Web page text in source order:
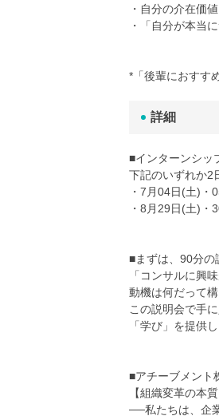
・自分の介在価
・「自分が本当
*「後輩におすす
詳細
■インターンシッ
下記のいずれか2
・7月04日(土)・
・8月29日(土)・
■まずは、90分の
「コンサルに興
動機は何だって構
この説明会で手
「学び」を提供
■アチーブメント
【組織変革の本
──私たちは、企